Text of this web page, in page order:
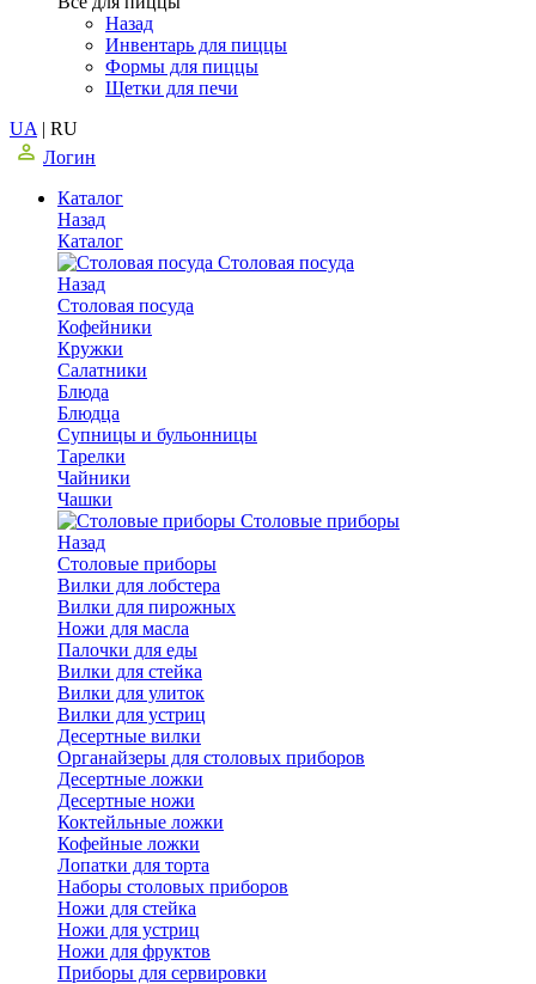
Назад
Инвентарь для пиццы
Формы для пиццы
Щетки для печи
UA | RU
Логин
Каталог
Назад
Каталог
Столовая посуда
Назад
Столовая посуда
Кофейники
Кружки
Салатники
Блюда
Блюдца
Супницы и бульонницы
Тарелки
Чайники
Чашки
Cтоловые приборы
Назад
Cтоловые приборы
Вилки для лобстера
Вилки для пирожных
Ножи для масла
Палочки для еды
Вилки для стейка
Вилки для улиток
Вилки для устриц
Десертные вилки
Органайзеры для столовых приборов
Десертные ложки
Десертные ножи
Коктейльные ложки
Кофейные ложки
Лопатки для торта
Наборы столовых приборов
Ножи для стейка
Ножи для устриц
Ножи для фруктов
Приборы для сервировки